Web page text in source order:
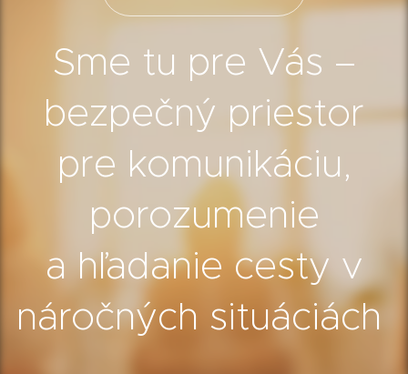
Sme tu pre Vás –
bezpečný priestor
pre komunikáciu,
porozumenie
a hľadanie cesty v
náročných situáciách